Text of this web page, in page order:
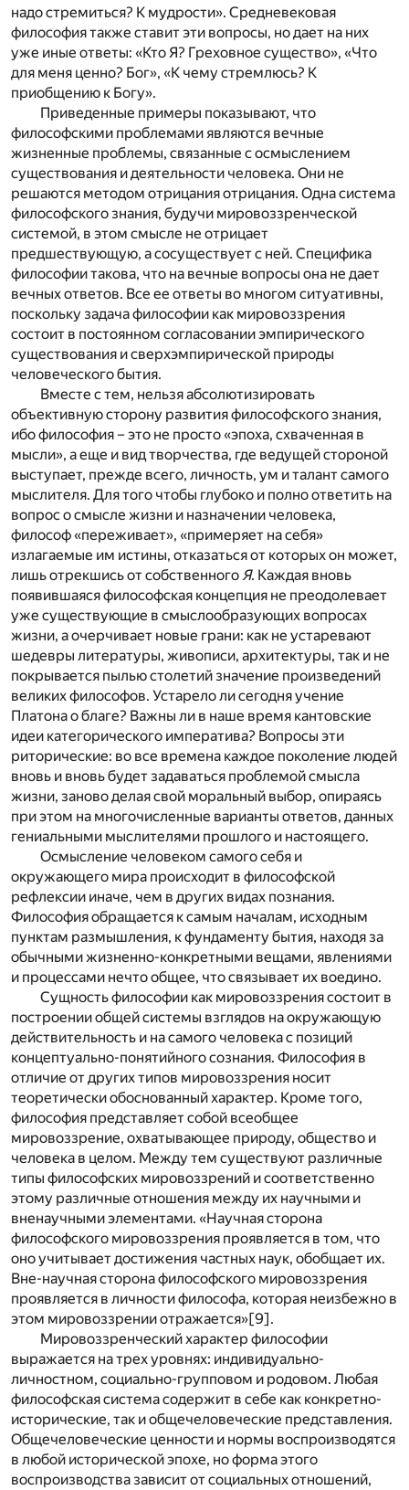
надо стремиться? К мудрости». Средневековая
философия также ставит эти вопросы, но дает на них
уже иные ответы: «Кто Я? Греховное существо», «Что
для меня ценно? Бог», «К чему стремлюсь? К
приобщению к Богу».
Приведенные примеры показывают, что
философскими проблемами являются вечные
жизненные проблемы, связанные с осмыслением
существования и деятельности человека. Они не
решаются методом отрицания отрицания. Одна система
философского знания, будучи мировоззренческой
системой, в этом смысле не отрицает
предшествующую, а сосуществует с ней. Специфика
философии такова, что на вечные вопросы она не дает
вечных ответов. Все ее ответы во многом ситуативны,
поскольку задача философии как мировоззрения
состоит в постоянном согласовании эмпирического
существования и сверхэмпирической природы
человеческого бытия.
Вместе с тем, нельзя абсолютизировать
объективную сторону развития философского знания,
ибо философия – это не просто «эпоха, схваченная в
мысли», а еще и вид творчества, где ведущей стороной
выступает, прежде всего, личность, ум и талант самого
мыслителя. Для того чтобы глубоко и полно ответить на
вопрос о смысле жизни и назначении человека,
философ «переживает», «примеряет на себя»
излагаемые им истины, отказаться от которых он может,
лишь отрекшись от собственногоЯ. Каждая вновь
появившаяся философская концепция не преодолевает
уже существующие в смыслообразующих вопросах
жизни, а очерчивает новые грани: как не устаревают
шедевры литературы, живописи, архитектуры, так и не
покрывается пылью столетий значение произведений
великих философов. Устарело ли сегодня учение
Платона о благе? Важны ли в наше время кантовские
идеи категорического императива? Вопросы эти
риторические: во все времена каждое поколение людей
вновь и вновь будет задаваться проблемой смысла
жизни, заново делая свой моральный выбор, опираясь
при этом на многочисленные варианты ответов, данных
гениальными мыслителями прошлого и настоящего.
Осмысление человеком самого себя и
окружающего мира происходит в философской
рефлексии иначе, чем в других видах познания.
Философия обращается к самым началам, исходным
пунктам размышления, к фундаменту бытия, находя за
обычными жизненно-конкретными вещами, явлениями
и процессами нечто общее, что связывает их воедино.
Сущность философии как мировоззрения состоит в
построении общей системы взглядов на окружающую
действительность и на самого человека с позиций
концептуально-понятийного сознания. Философия в
отличие от других типов мировоззрения носит
теоретически обоснованный характер. Кроме того,
философия представляет собой всеобщее
мировоззрение, охватывающее природу, общество и
человека в целом. Между тем существуют различные
типы философских мировоззрений и соответственно
этому различные отношения между их научными и
вненаучными элементами. «Научная сторона
философского мировоззрения проявляется в том, что
оно учитывает достижения частных наук, обобщает их.
Вне-научная сторона философского мировоззрения
проявляется в личности философа, которая неизбежно в
этом мировоззрении отражается»[9] .
Мировоззренческий характер философии
выражается на трех уровнях: индивидуально-
личностном, социально-групповом и родовом. Любая
философская система содержит в себе как конкретно-
исторические, так и общечеловеческие представления.
Общечеловеческие ценности и нормы воспроизводятся
в любой исторической эпохе, но форма этого
воспроизводства зависит от социальных отношений,